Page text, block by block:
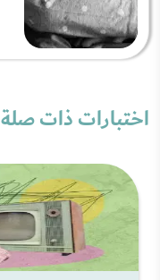
اختبارات ذات صلة